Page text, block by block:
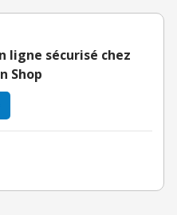
ligne sécurisé chez
Shop